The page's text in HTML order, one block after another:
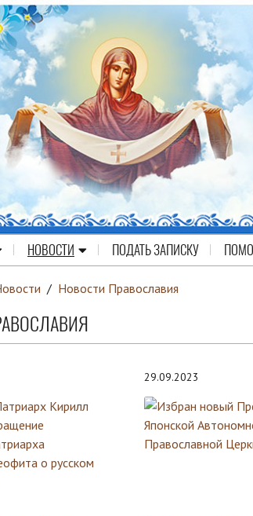
НОВОСТИ ПОДАТЬ ЗАПИСКУ
/ Новости Православия
29.09.2023